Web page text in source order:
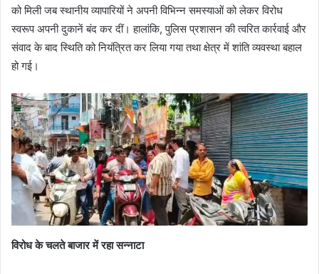
को मिली जब स्थानीय व्यापारियों ने अपनी विभिन्न समस्याओं को लेकर विरोध
स्वरूप अपनी दुकानें बंद कर दीं। हालांकि, पुलिस प्रशासन की त्वरित कार्रवाई और
संवाद के बाद स्थिति को नियंत्रित कर लिया गया तथा क्षेत्र में शांति व्यवस्था बहाल
हो गई।
विरोध के चलते बाजार में रहा सन्नाटा